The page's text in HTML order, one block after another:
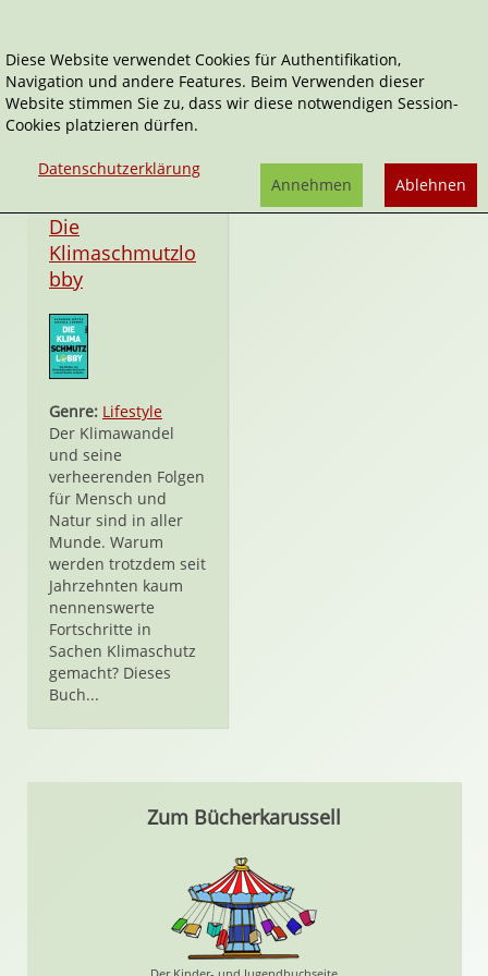
Politik
Die
Klimaschmutzlo
bby
Genre: Lifestyle
Der Klimawandel
und seine
verheerenden Folgen
für Mensch und
Natur sind in aller
Munde. Warum
werden trotzdem seit
Jahrzehnten kaum
nennenswerte
Fortschritte in
Sachen Klimaschutz
gemacht? Dieses
Buch...
Zum Bücherkarussell
Diese Website verwendet Cookies für Authentifikation,
Navigation und andere Features. Beim Verwenden dieser
Website stimmen Sie zu, dass wir diese notwendigen Session-
Cookies platzieren dürfen.
Datenschutzerklärung
Ablehnen
Annehmen